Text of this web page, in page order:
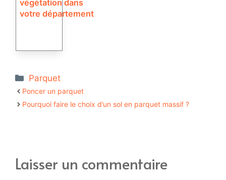
végétation dans
votre département
Catégories
Parquet
Poncer un parquet
Pourquoi faire le choix d’un sol en parquet massif ?
Laisser un commentaire